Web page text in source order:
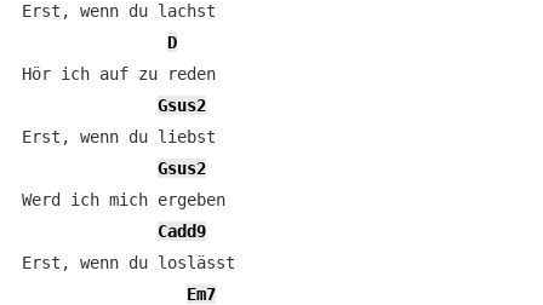
Erst, wenn du lachst
D
Hör ich auf zu reden
Gsus2
Erst, wenn du liebst
Gsus2
Werd ich mich ergeben
Cadd9
Erst, wenn du loslässt
Em7